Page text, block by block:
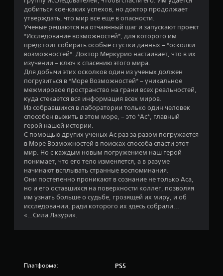
а
о
с
н
о
в
а
н
и
1
0
добиться кое-каких успехов, но доктор продолжает
утверждать, что мир все еще в опасности.
Ученые решаются на отчаянный шаг и запускают проект
*Исследование возможностей*, для которого им
предстоит собирать особые сгустки данных – *осколки
возможностей*. Доктор Меркурио настаивает, что в их
изучении – ключ к спасению этого мира.
Для добычи этих осколков один из ученых должен
погрузиться в *Море Возможностей* – уникальное
межмировое пространство на грани всех реальностей,
куда стекается вся информация всех миров.
Из собравшихся в лаборатории только один человек
способен выжить в этом море, – это *Ас*, главный
герой нашей истории.
С помощью других ученых Ас раз за разом погружается
в Море Возможностей в поисках способа спасти этот
мир. Но с каждым новым погружением наш герой
понимает, что его тело изменяется, а в разуме
начинают всплывать странные воспоминания.
Они постепенно проникают в сознание не только Аса,
но и его оставшихся на поверхности коллег, позволяя
им узнать больше о судьбе, грозящей их миру, и об
исследовании, ради которого их здесь собрали...
«…Сила Лазури».
Платформа: PS5